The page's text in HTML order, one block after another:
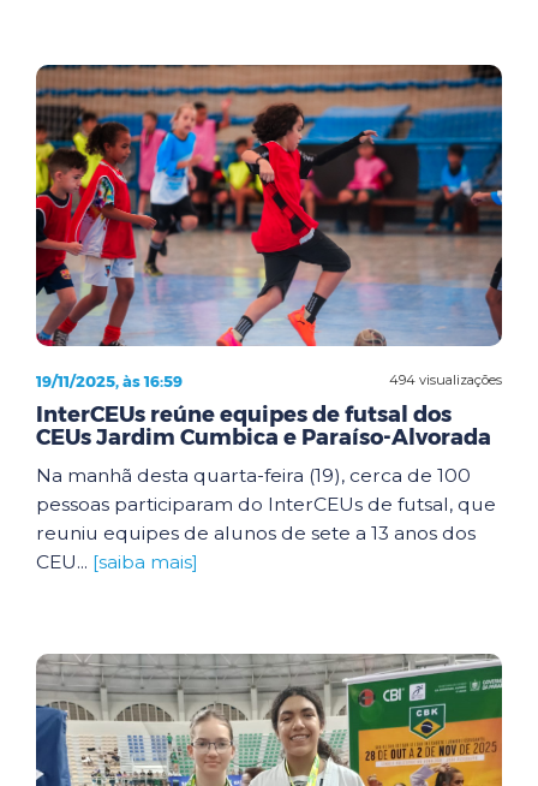
494 visualizações
19/11/2025, às 16:59
InterCEUs reúne equipes de futsal dos
CEUs Jardim Cumbica e Paraíso-Alvorada
Na manhã desta quarta-feira (19), cerca de 100
pessoas participaram do InterCEUs de futsal, que
reuniu equipes de alunos de sete a 13 anos dos
CEU... [saiba mais]